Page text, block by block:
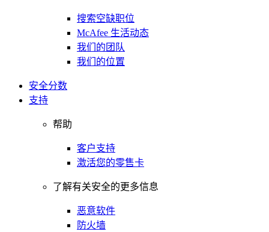
搜索空缺职位
McAfee 生活动态
我们的团队
我们的位置
安全分数
支持
帮助
客户支持
激活您的零售卡
了解有关安全的更多信息
恶意软件
防火墙